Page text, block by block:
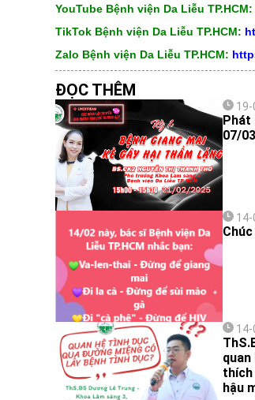
YouTube Bệnh viện Da Liễu TP.HCM:
TikTok Bệnh viện Da Liễu TP.HCM:
Zalo Bệnh viện Da Liễu TP.HCM:
ĐỌC THÊM
19-
Phát
07/
14-
14-
thích
hậu